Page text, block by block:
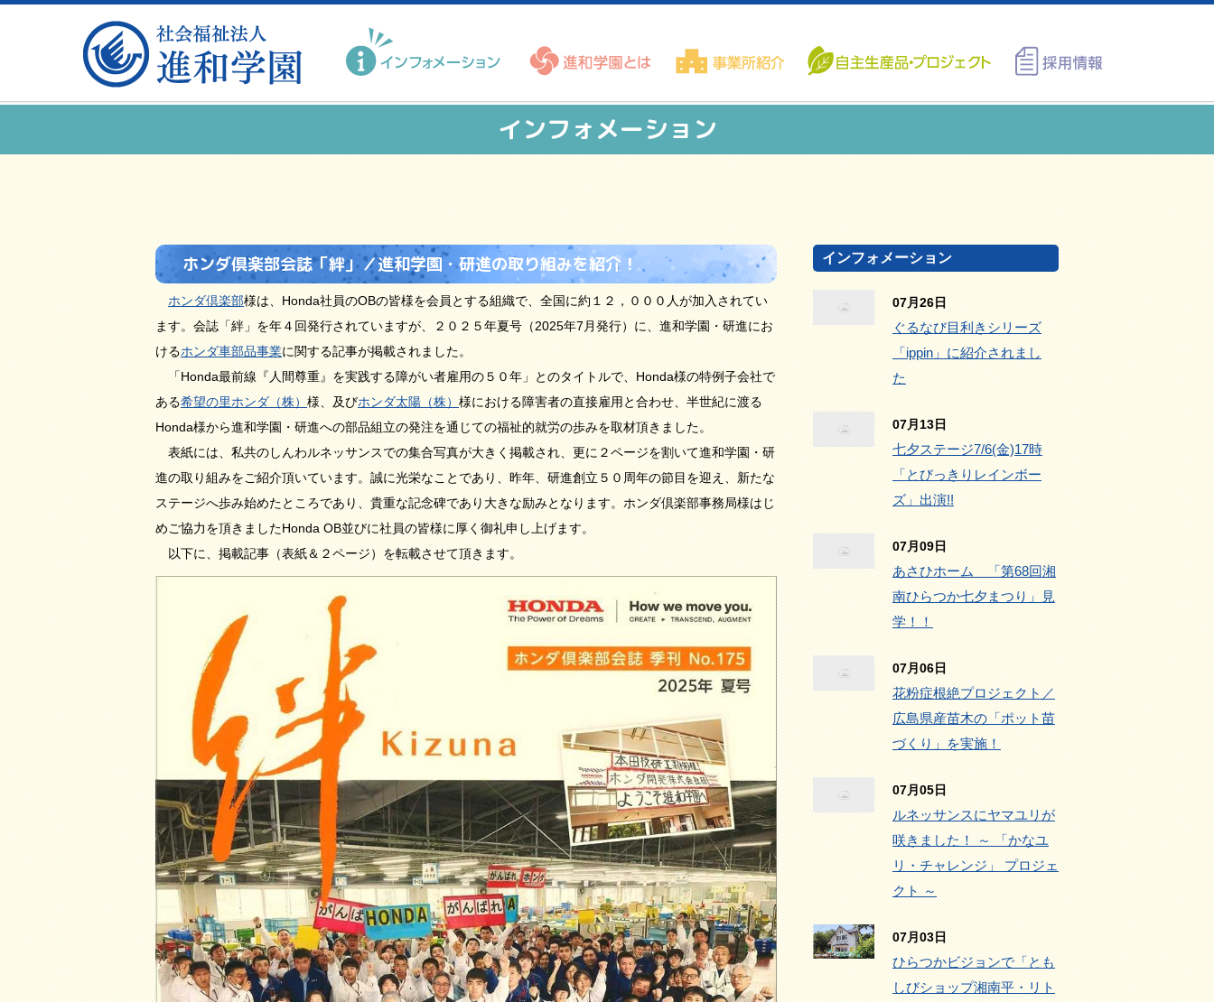
インフォメーション
ホンダ倶楽部会誌「絆」／進和学園・研進の取り組みを紹介！
ホンダ倶楽部様は、Honda社員のOBの皆様を会員とする組織で、全国に約１２，０００人が加入されてい
ます。会誌「絆」を年４回発行されていますが、２０２５年夏号（2025年7月発行）に、進和学園・研進にお
けるホンダ車部品事業に関する記事が掲載されました。
「Honda最前線『人間尊重』を実践する障がい者雇用の５０年」とのタイトルで、Honda様の特例子会社で
ある希望の里ホンダ（株） 様、及びホンダ太陽（株） 様における障害者の直接雇用と合わせ、半世紀に渡る
Honda様から進和学園・研進への部品組立の発注を通じての福祉的就労の歩みを取材頂きました。
表紙には、私共のしんわルネッサンスでの集合写真が大きく掲載され、更に２ページを割いて進和学園・研
進の取り組みをご紹介頂いています。誠に光栄なことであり、昨年、研進創立５０周年の節目を迎え、新たな
ステージへ歩み始めたところであり、貴重な記念碑であり大きな励みとなります。ホンダ倶楽部事務局様はじ
めご協力を頂きましたHonda OB並びに社員の皆様に厚く御礼申し上げます。
以下に、掲載記事（表紙＆２ページ）を転載させて頂きます。
インフォメーション
07月26日
ぐるなび目利きシリーズ
「ippin」に紹介されまし
た
07月13日
七夕ステージ7/6(金)17時
「とびっきりレインボー
ズ」出演!!
07月09日
あさひホーム 「第68回湘
南ひらつか七夕まつり」見
学！！
07月06日
花粉症根絶プロジェクト／
広島県産苗木の「ポット苗
づくり」を実施！
07月05日
ルネッサンスにヤマユリが
咲きました！ ～ 「かなユ
リ・チャレンジ」 プロジェ
クト ～
07月03日
ひらつかビジョンで「とも
しびショップ湘南平・リト